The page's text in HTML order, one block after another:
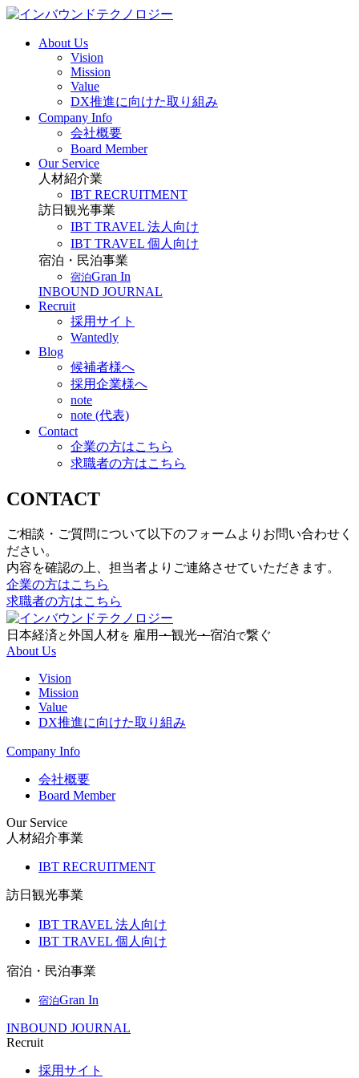
About Us
Vision
Mission
Value
DX推進に向けた取り組み
Company Info
会社概要
Board Member
Our Service
人材紹介業
IBT RECRUITMENT
訪日観光事業
IBT TRAVEL 法人向け
IBT TRAVEL 個人向け
宿泊・民泊事業
宿泊Gran In
INBOUND JOURNAL
Recruit
採用サイト
Wantedly
Blog
候補者様へ
採用企業様へ
note
note (代表)
Contact
企業の方はこちら
求職者の方はこちら
CONTACT
ご相談・ご質問について以下のフォームよりお問い合わせく
ださい。
内容を確認の上、担当者よりご連絡させていただきます。
企業の方はこちら
求職者の方はこちら
日本経済 と 外国人材を 雇用・観光・宿泊で繋ぐ
About Us
Vision
Mission
Value
DX推進に向けた取り組み
Company Info
会社概要
Board Member
Our Service
人材紹介事業
IBT RECRUITMENT
訪日観光事業
IBT TRAVEL 法人向け
IBT TRAVEL 個人向け
宿泊・民泊事業
宿泊Gran In
INBOUND JOURNAL
Recruit
採用サイト